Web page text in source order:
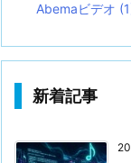
Abemaビデオ
新着記事